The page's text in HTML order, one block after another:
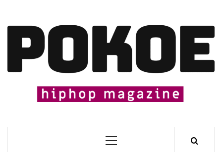
content
Primary